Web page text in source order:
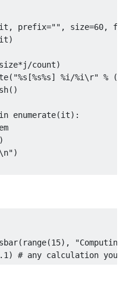
it , prefix="" , size=60,
it)
size*j /count)
( "%s[%s%s] %i/%i\r" % (
()
in enumerate(it):
)
)
( range(15),
) # any calculation you